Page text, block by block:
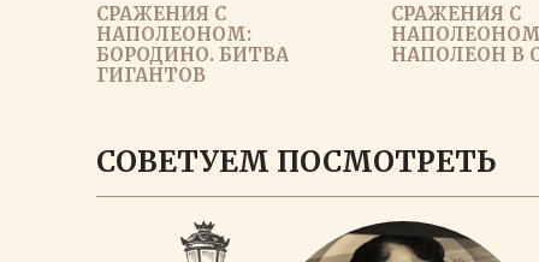
СРАЖЕНИЯ С
НАПОЛЕОНОМ:
БОРОДИНО. БИТВА
ГИГАНТОВ
СРАЖЕНИЯ С
НАПОЛЕОН В
СОВЕТУЕМ ПОСМОТРЕТЬ